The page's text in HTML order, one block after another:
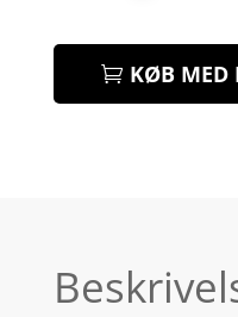
KØB MED